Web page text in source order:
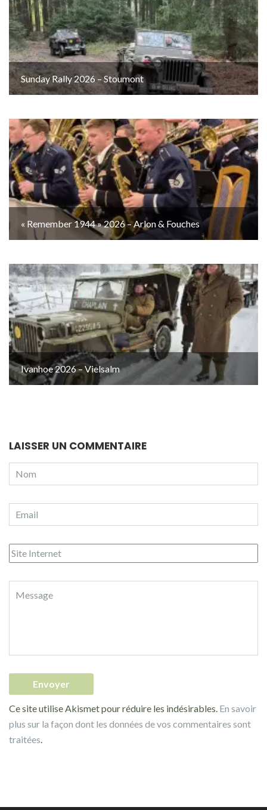
Sunday Rally 2026 – Stoumont
« Remember 1944 » 2026 – Arlon & Fouches
Ivanhoe 2026 – Vielsalm
LAISSER UN COMMENTAIRE
Ce site utilise Akismet pour réduire les indésirables. En savoir
plus sur la façon dont les données de vos commentaires sont
traitées